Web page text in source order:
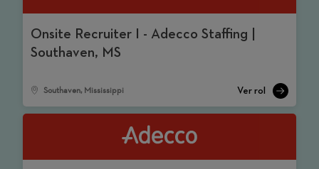
Onsite Recruiter I - Adecco Staffing |
Southaven, MS
Southaven, Mississippi